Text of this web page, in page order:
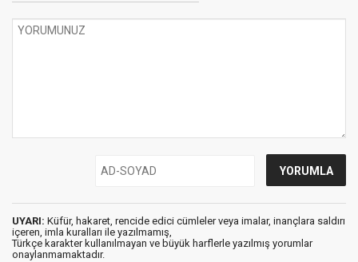
UYARI: Küfür, hakaret, rencide edici cümleler veya imalar, inançlara saldırı
içeren, imla kuralları ile yazılmamış,
Türkçe karakter kullanılmayan ve büyük harflerle yazılmış yorumlar
onaylanmamaktadır.